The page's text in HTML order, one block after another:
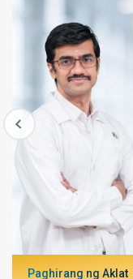
Paghirang ng Aklat